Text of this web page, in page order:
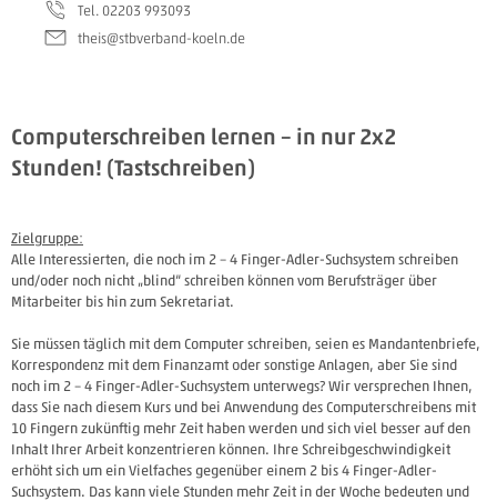
Tel. 02203 993093
theis@stbverband-koeln.de
Computerschreiben lernen – in nur 2x2
Stunden! (Tastschreiben)
Zielgruppe:
Alle Interessierten, die noch im 2 – 4 Finger-Adler-Suchsystem schreiben
und/oder noch nicht „blind“ schreiben können vom Berufsträger über
Mitarbeiter bis hin zum Sekretariat.
Sie müssen täglich mit dem Computer schreiben, seien es Mandantenbriefe,
Korrespondenz mit dem Finanzamt oder sonstige Anlagen, aber Sie sind
noch im 2 – 4 Finger-Adler-Suchsystem unterwegs? Wir versprechen Ihnen,
dass Sie nach diesem Kurs und bei Anwendung des Computerschreibens mit
10 Fingern zukünftig mehr Zeit haben werden und sich viel besser auf den
Inhalt Ihrer Arbeit konzentrieren können. Ihre Schreibgeschwindigkeit
erhöht sich um ein Vielfaches gegenüber einem 2 bis 4 Finger-Adler-
Suchsystem. Das kann viele Stunden mehr Zeit in der Woche bedeuten und